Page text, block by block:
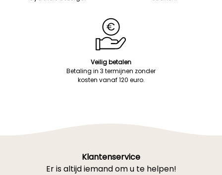
Veilig betalen
Betaling in 3 termijnen zonder
kosten vanaf 120 euro.
Klantenservice
Er is altijd iemand om u te helpen!